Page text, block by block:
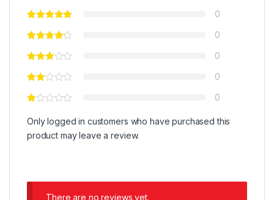
0
0
0
0
0
Only logged in customers who have purchased this
product may leave a review.
There are no reviews yet.